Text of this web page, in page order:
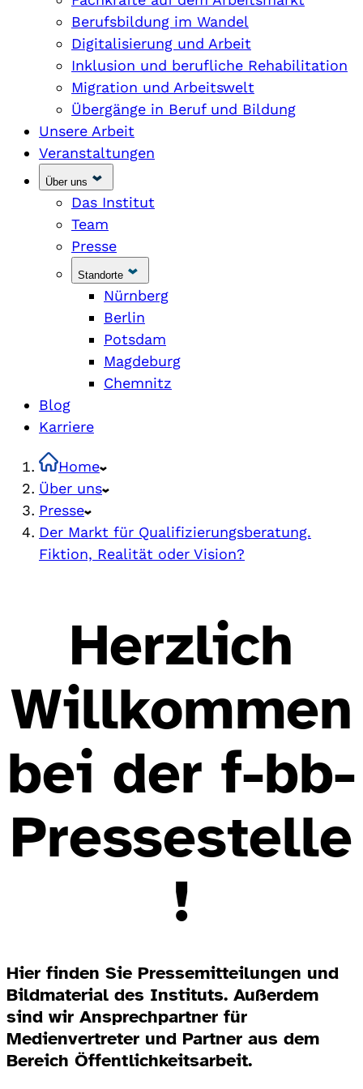
Berufsbildung im Wandel
Digitalisierung und Arbeit
Inklusion und berufliche Rehabilitation
Migration und Arbeitswelt
Übergänge in Beruf und Bildung
Unsere Arbeit
Veranstaltungen
Über uns
Das Institut
Team
Presse
Standorte
Nürnberg
Berlin
Potsdam
Magdeburg
Chemnitz
Blog
Karriere
Home
Über uns
Presse
Der Markt für Qualifizierungsberatung.
Fiktion, Realität oder Vision?
Herzlich
Willkommen
bei der f-bb-
Pressestelle
!
Hier finden Sie Pressemitteilungen und
Bildmaterial des Instituts. Außerdem
sind wir Ansprechpartner für
Medienvertreter und Partner aus dem
Bereich Öffentlichkeitsarbeit.